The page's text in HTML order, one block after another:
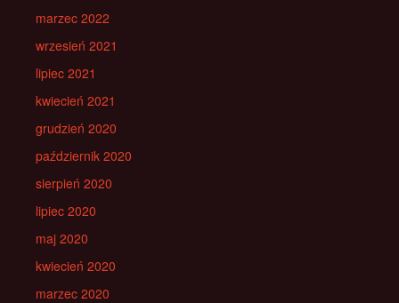
marzec 2022
wrzesień 2021
lipiec 2021
kwiecień 2021
grudzień 2020
październik 2020
sierpień 2020
lipiec 2020
maj 2020
kwiecień 2020
marzec 2020